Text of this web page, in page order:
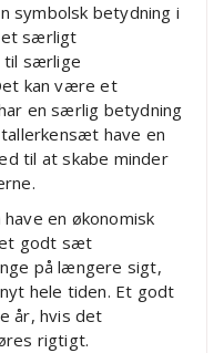
symbolsk betydning i
et særligt
til særlige
kan være et
en særlig betydning
have en
til at skabe minder
en økonomisk
et godt sæt
på længere sigt,
hele tiden. Et godt
år, hvis det
rigtigt.